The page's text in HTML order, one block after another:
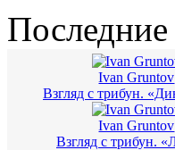
Последние
Ivan Gruntov
Взгляд с трибун.
Ivan Gruntov
Взгляд с трибун.